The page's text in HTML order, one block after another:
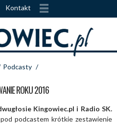
Kontakt
Podcasty /
ROKU 2016
Kingowiec.pl i Radio SK.
pod podcastem krótkie zestawienie